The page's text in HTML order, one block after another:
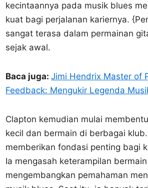
kecintaannya pada musik blues
kuat bagi perjalanan kariernya.
sangat terasa dalam permainan
sejak awal.
Baca juga:Jimi Hendrix Master of
Feedback: Mengukir Legenda
Clapton kemudian mulai
kecil dan bermain di berbagai
memberikan fondasi penting bagi
Ia mengasah keterampilan
mengembangkan pemahaman